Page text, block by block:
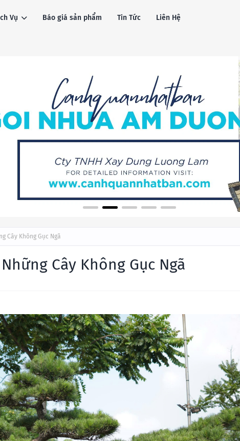
Vụ Báo giá sản phẩm Tin Tức Liên Hệ
Cây Không Gục Ngã
Cây Không Gục Ngã